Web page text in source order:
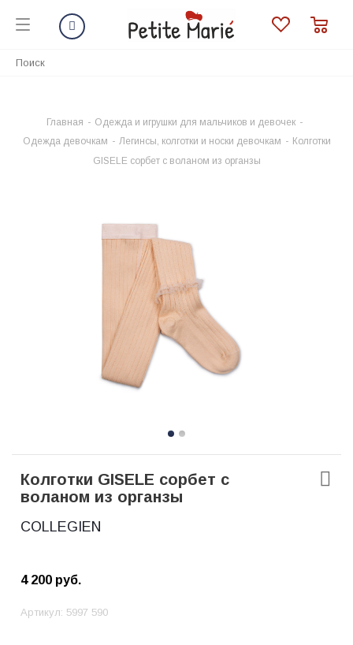
Главная - Одежда и игрушки для мальчиков и девочек -
Одежда девочкам - Легинсы, колготки и носки девочкам - Колготки
GISELE сорбет с воланом из органзы
Колготки GISELE сорбет с
воланом из органзы
COLLEGIEN
4 200 руб.
Артикул: 5997 590